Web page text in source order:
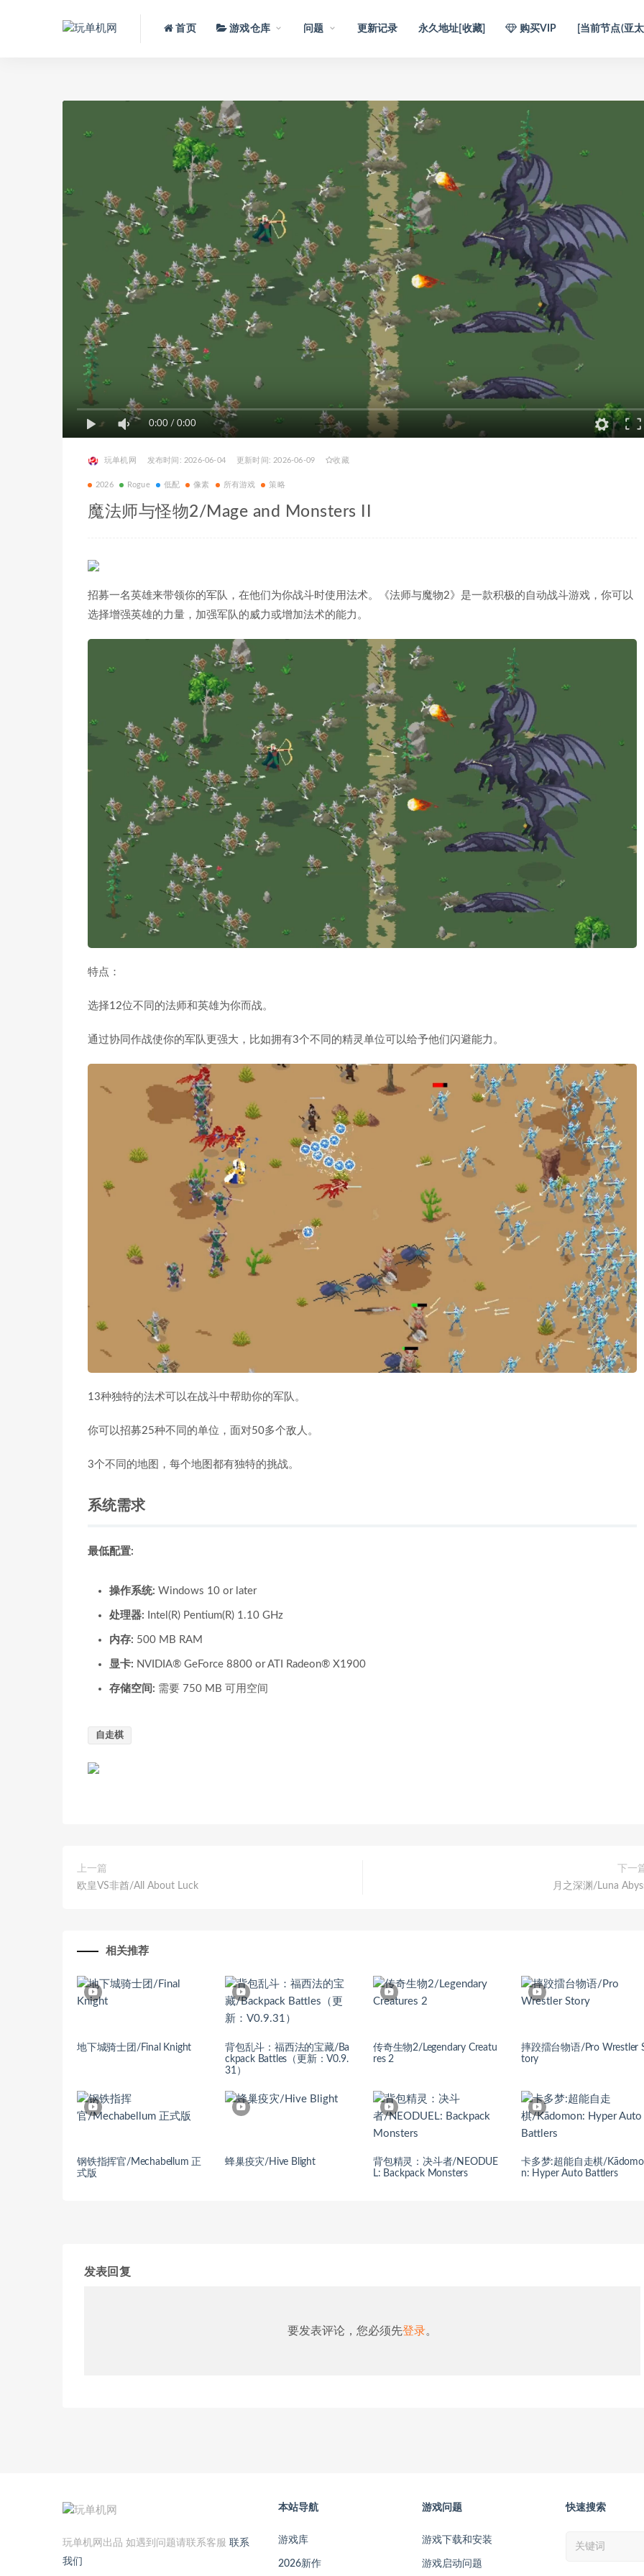
首页 游戏仓库 问题 更新记录 永久地址[收藏] 购买VIP [当前节点(亚
0:00 / 0:00
玩单机网 发布时间: 2026-06-04 更新时间: 2026-06-09 收藏
2026 Rogue 低配 像素 所有游戏 策略
魔法师与怪物2/Mage and Monsters II
招募一名英雄来带领你的军队，在他们为你战斗时使用法术。《法师与魔物2》是一款积极的自动战斗游戏，你可以
选择增强英雄的力量，加强军队的威力或增加法术的能力。
特点：
选择12位不同的法师和英雄为你而战。
通过协同作战使你的军队更强大，比如拥有3个不同的精灵单位可以给予他们闪避能力。
13种独特的法术可以在战斗中帮助你的军队。
你可以招募25种不同的单位，面对50多个敌人。
3个不同的地图，每个地图都有独特的挑战。
系统需求
最低配置:
操作系统: Windows 10 or later
处理器: Intel(R) Pentium(R) 1.10 GHz
内存: 500 MB RAM
显卡: NVIDIA® GeForce 8800 or ATI Radeon® X1900
存储空间: 需要 750 MB 可用空间
自走棋
上一篇
欧皇VS非酋/All About Luck
下一
月之深渊/Luna
相关推荐
地下城骑士团/Final Knight
背包乱斗：福西法的宝藏/Ba
ckpack Battles（更新：V0.9.
31）
传奇生物2/Legendary Creatu
res 2
摔跤擂台物语/Pro Wrestler
tory
钢铁指挥官/Mechabellum 正
式版
蜂巢疫灾/Hive Blight
背包精灵：决斗者/NEODUE
L: Backpack Monsters
卡多梦:超能自走棋/Kādomo
n: Hyper Auto Battlers
发表回复
要发表评论，您必须先登录。
玩单机网出品 如遇到问题请联系客服 联系
我们
本站导航
游戏库
2026新作
游戏问题
游戏下载和安装
游戏启动问题
快速搜索